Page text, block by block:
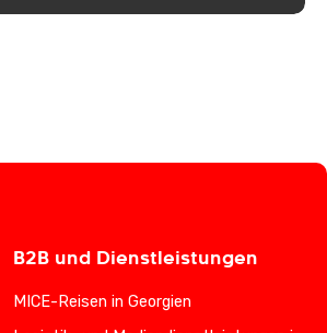
B2B und Dienstleistungen
MICE-Reisen in Georgien